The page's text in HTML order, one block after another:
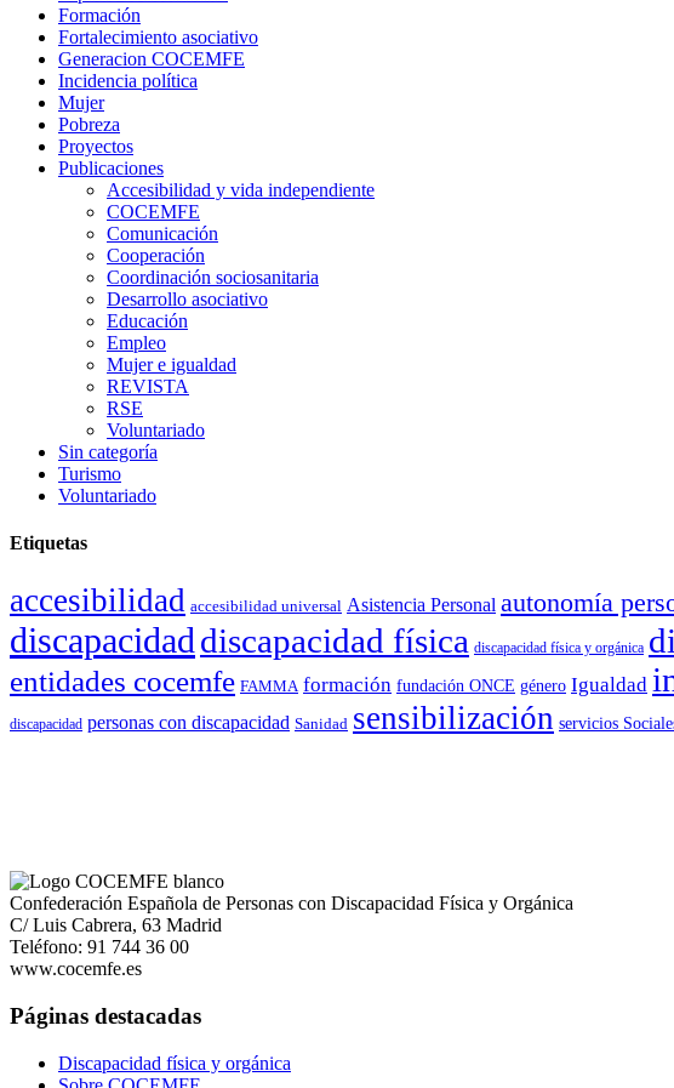
Formación
Fortalecimiento asociativo
Generacion COCEMFE
Incidencia política
Mujer
Pobreza
Proyectos
Publicaciones
Accesibilidad y vida independiente
COCEMFE
Comunicación
Cooperación
Coordinación sociosanitaria
Desarrollo asociativo
Educación
Empleo
Mujer e igualdad
REVISTA
RSE
Voluntariado
Sin categoría
Turismo
Voluntariado
Etiquetas
accesibilidad accesibilidad universal Asistencia Personal autonomía
discapacidad discapacidad física discapacidad física y orgánica
entidades cocemfe FAMMA formación fundación ONCE género Igualdad
discapacidad personas con discapacidad Sanidad sensibilización servicios
Confederación Española de Personas con Discapacidad Física y Orgánica
C/ Luis Cabrera, 63 Madrid
Teléfono: 91 744 36 00
www.cocemfe.es
Páginas destacadas
Discapacidad física y orgánica